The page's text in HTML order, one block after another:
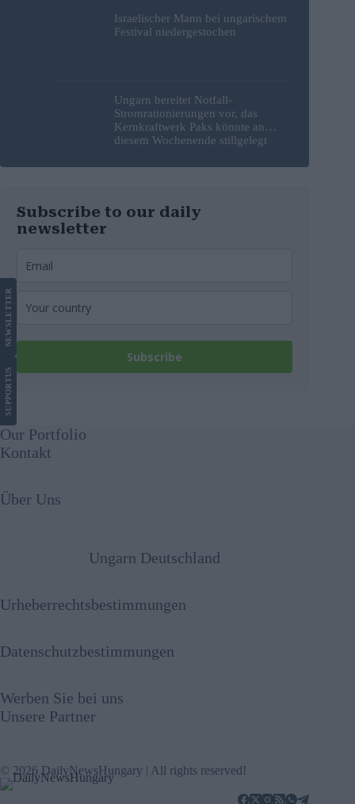
Israelischer Mann bei ungarischem
Festival niedergestochen
Ungarn bereitet Notfall-
Stromrationierungen vor, das
Kernkraftwerk Paks könnte an
diesem Wochenende stillgelegt
Subscribe to our daily
newsletter
Subscribe
SUPPORT
US
NEWS
LETTER
Our Portfolio
Kontakt
Über Uns
Ungarn Deutschland
Urheberrechtsbestimmungen
Datenschutzbestimmungen
Werben Sie bei uns
Unsere Partner
© 2026 DailyNewsHungary | All rights reserved!